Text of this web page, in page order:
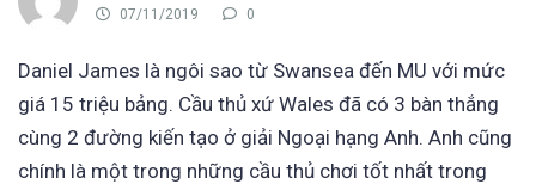
07/11/2019 0
Daniel James là ngôi sao từ Swansea đến MU với mức
giá 15 triệu bảng. Cầu thủ xứ Wales đã có 3 bàn thắng
cùng 2 đường kiến tạo ở giải Ngoại hạng Anh. Anh cũng
chính là một trong những cầu thủ chơi tốt nhất trong